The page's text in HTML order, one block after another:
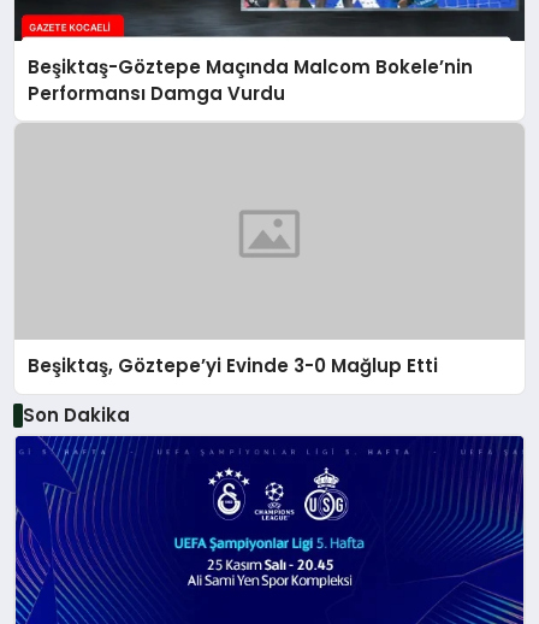
Beşiktaş-Göztepe Maçında Malcom Bokele’nin
Performansı Damga Vurdu
Beşiktaş, Göztepe’yi Evinde 3-0 Mağlup Etti
Son Dakika